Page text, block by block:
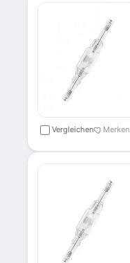
Vergleichen Merken